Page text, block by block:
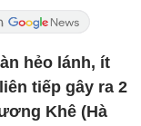
hẻo lánh, ít
tiếp gây ra 2
Khê (Hà